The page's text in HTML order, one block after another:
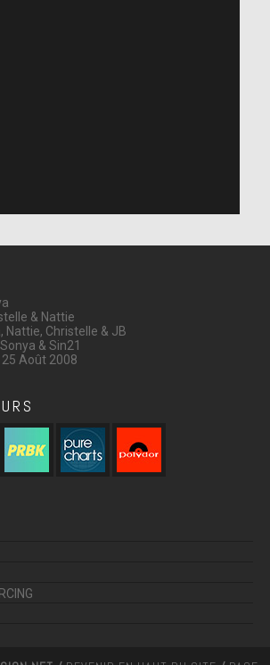
& Nattie
Nattie, Christelle & JB
Sonya & Sin21
25 Août 2008